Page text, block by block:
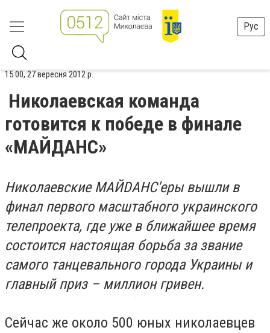
Рус
15:00, 27 вересня 2012 р.
Николаевская команда
готовится к победе в финале
«МАЙДАНС»
Николаевские МАЙDАНС′еры вышли в
финал первого масштабного украинского
телепроекта, где уже в ближайшее время
состоится настоящая борьба за звание
самого танцевального города Украины и
главный приз – миллион гривен.
Сейчас же около 500 юных николаевцев